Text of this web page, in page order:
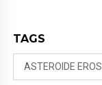
TAGS
ASTEROIDE EROS